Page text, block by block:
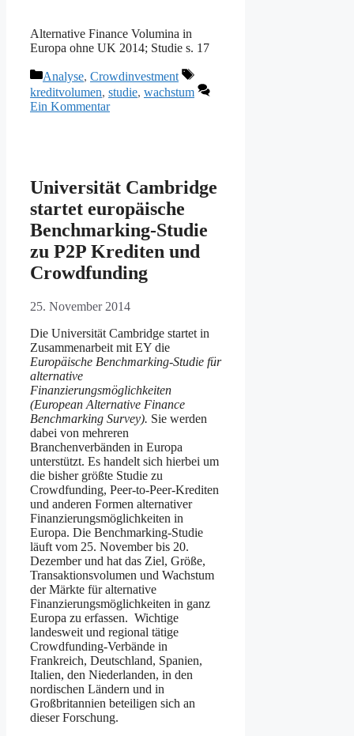
Alternative Finance Volumina in
Europa ohne UK 2014; Studie s. 17
Kategorien
Analyse, Crowdinvestment
Schlagwörter
kreditvolumen, studie, wachstum
Ein Kommentar
Universität Cambridge
startet europäische
Benchmarking-Studie
zu P2P Krediten und
Crowdfunding
25. November 2014
Die Universität Cambridge startet in
Zusammenarbeit mit EY die
Europäische Benchmarking-Studie für
alternative
Finanzierungsmöglichkeiten
(European Alternative Finance
Benchmarking Survey). Sie werden
dabei von mehreren
Branchenverbänden in Europa
unterstützt. Es handelt sich hierbei um
die bisher größte Studie zu
Crowdfunding, Peer-to-Peer-Krediten
und anderen Formen alternativer
Finanzierungsmöglichkeiten in
Europa. Die Benchmarking-Studie
läuft vom 25. November bis 20.
Dezember und hat das Ziel, Größe,
Transaktionsvolumen und Wachstum
der Märkte für alternative
Finanzierungsmöglichkeiten in ganz
Europa zu erfassen. Wichtige
landesweit und regional tätige
Crowdfunding-Verbände in
Frankreich, Deutschland, Spanien,
Italien, den Niederlanden, in den
nordischen Ländern und in
Großbritannien beteiligen sich an
dieser Forschung.